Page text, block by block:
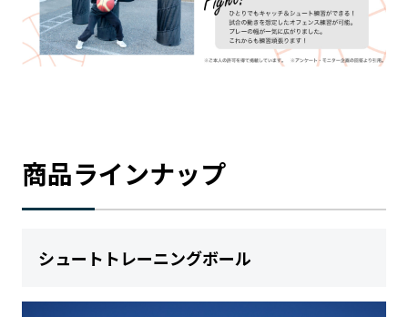
商品ラインナップ
シュートトレーニングボール